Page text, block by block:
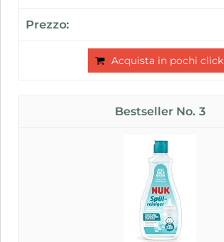
Acquista in pochi click
3